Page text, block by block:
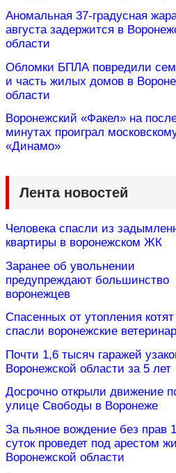
Аномальная 37-градусная
августа задержится в
области
Обломки БПЛА повредили
и часть жилых домов в
области
Воронежский «Факел» на
минутах проиграл
«Динамо»
Лента новостей
Человека спасли из
квартиры в воронежском ЖК
Заранее об увольнении
предупреждают большинство
воронежцев
Спасенных от утопления котят
спасли воронежские
Почти 1,6 тысяч гаражей
Воронежской области за 5 лет
Досрочно открыли движение
улице Свободы в Воронеже
За пьяное вождение без прав
суток проведет под арестом
Воронежской области